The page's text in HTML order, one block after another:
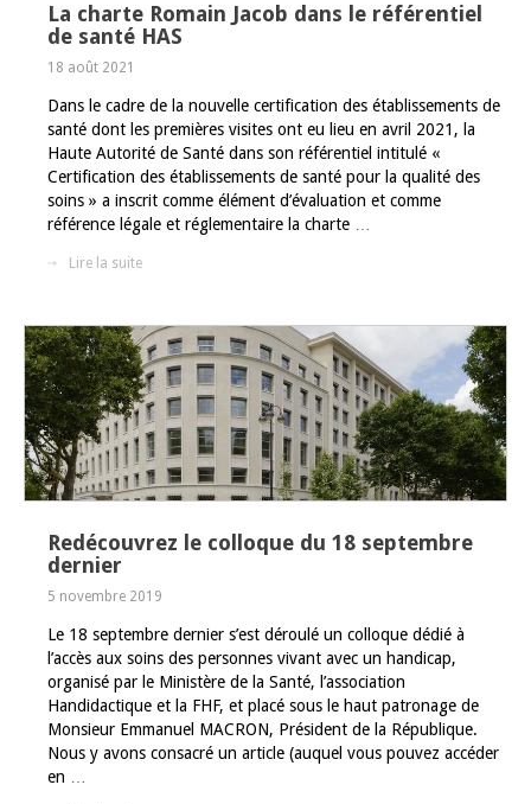
La charte Romain Jacob dans le référentiel
de santé HAS
18 août 2021
Dans le cadre de la nouvelle certification des établissements de
santé dont les premières visites ont eu lieu en avril 2021, la
Haute Autorité de Santé dans son référentiel intitulé «
Certification des établissements de santé pour la qualité des
soins » a inscrit comme élément d’évaluation et comme
référence légale et réglementaire la charte …
Lire la suite
Redécouvrez le colloque du 18 septembre
dernier
5 novembre 2019
Le 18 septembre dernier s’est déroulé un colloque dédié à
l’accès aux soins des personnes vivant avec un handicap,
organisé par le Ministère de la Santé, l’association
Handidactique et la FHF, et placé sous le haut patronage de
Monsieur Emmanuel MACRON, Président de la République.
Nous y avons consacré un article (auquel vous pouvez accéder
en